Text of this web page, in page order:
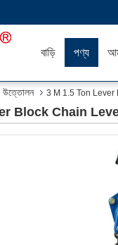
বাড়ি পণ্য
উত্তোলন 3 M 1.5 Ton
Block Chain